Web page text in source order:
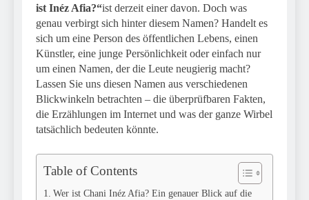
ist Inéz Afia?“ist derzeit einer davon. Doch was
genau verbirgt sich hinter diesem Namen? Handelt es
sich um eine Person des öffentlichen Lebens, einen
Künstler, eine junge Persönlichkeit oder einfach nur
um einen Namen, der die Leute neugierig macht?
Lassen Sie uns diesen Namen aus verschiedenen
Blickwinkeln betrachten – die überprüfbaren Fakten,
die Erzählungen im Internet und was der ganze Wirbel
tatsächlich bedeuten könnte.
Table of Contents
Wer ist Chani Inéz Afia? Ein genauer Blick auf die